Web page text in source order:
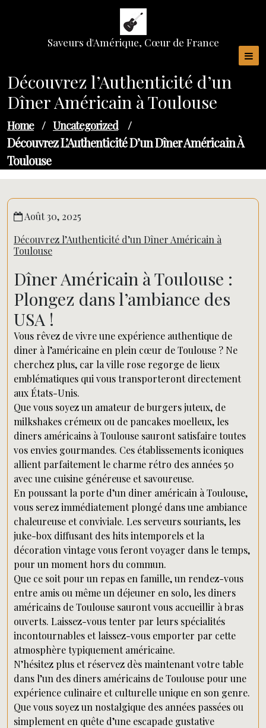
Saveurs d'Amérique, Cœur de France
Découvrez l’Authenticité d’un
Dîner Américain à Toulouse
Home / Uncategorized /
Découvrez L’Authenticité D’un Dîner Américain À
Toulouse
Août 30, 2025
Découvrez l’Authenticité d’un Dîner Américain à
Toulouse
Dîner Américain à Toulouse :
Plongez dans l’ambiance des
USA !
Vous rêvez de vivre une expérience authentique de
diner à l’américaine en plein cœur de Toulouse ? Ne
cherchez plus, car la ville rose regorge de lieux
emblématiques qui vous transporteront directement
aux États-Unis.
Que vous soyez un amateur de burgers juteux, de
milkshakes crémeux ou de pancakes moelleux, les
diners américains à Toulouse sauront satisfaire toutes
vos envies gourmandes. Ces établissements iconiques
allient parfaitement le charme rétro des années 50
avec une cuisine généreuse et savoureuse.
En poussant la porte d’un diner américain à Toulouse,
vous serez immédiatement plongé dans une ambiance
chaleureuse et conviviale. Les serveurs souriants, les
juke-box diffusant des hits intemporels et la
décoration vintage vous feront voyager dans le temps,
pour un moment hors du commun.
Que ce soit pour un repas en famille, un rendez-vous
entre amis ou même un déjeuner en solo, les diners
américains de Toulouse sauront vous accueillir à bras
ouverts. Laissez-vous tenter par leurs spécialités
incontournables et laissez-vous emporter par cette
atmosphère typiquement américaine.
N’hésitez plus et réservez dès maintenant votre table
dans l’un des diners américains de Toulouse pour une
expérience culinaire et culturelle unique en son genre.
Que vous soyez un nostalgique des années passées ou
simplement en quête d’une escapade gustative